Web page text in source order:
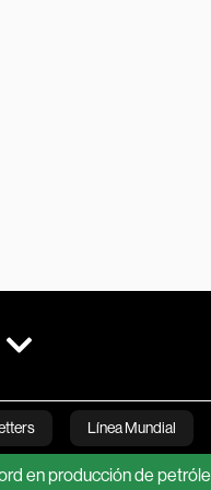
Línea Mundial
Bloomberg
de petróleo